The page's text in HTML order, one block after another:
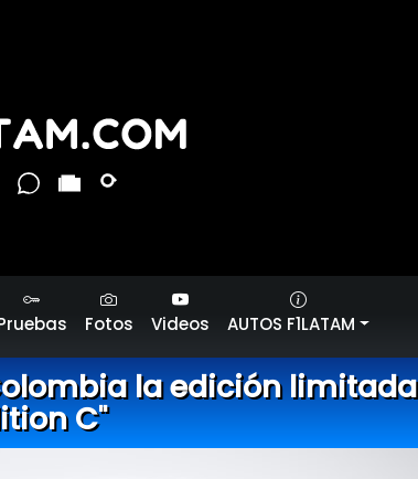
Fotos Videos AUTOS F1LATAM
la edición limitada
C"